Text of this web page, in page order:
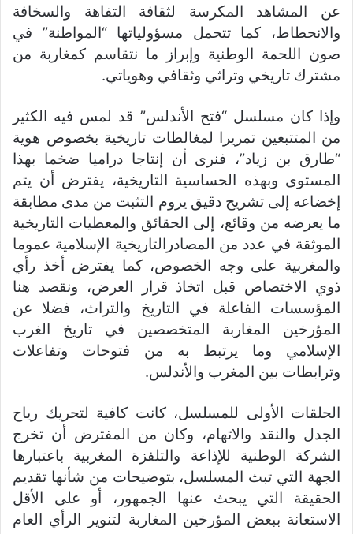
عن المشاهد المكرسة لثقافة التفاهة والسخافة
والانحطاط، كما تتحمل مسؤولياتها “المواطنة” في
صون اللحمة الوطنية وإبراز ما نتقاسم كمغاربة من
مشترك تاريخي وتراثي وثقافي وهوياتي.
وإذا كان مسلسل “فتح الأندلس” قد لمس فيه الكثير
من المتتبعين تمريرا لمغالطات تاريخية بخصوص هوية
“طارق بن زياد”، فنرى أن إنتاجا دراميا ضخما بهذا
المستوى وبهذه الحساسية التاريخية، يفترض أن يتم
إخضاعه إلى تشريح دقيق يروم التثبت من مدى مطابقة
ما يعرضه من وقائع، إلى الحقائق والمعطيات التاريخية
الموثقة في عدد من المصادرالتاريخية الإسلامية عموما
والمغربية على وجه الخصوص، كما يفترض أخذ رأي
ذوي الاختصاص قبل اتخاذ قرار العرض، ونقصد هنا
المؤسسات الفاعلة في التاريخ والتراث، فضلا عن
المؤرخين المغاربة المتخصصين في تاريخ الغرب
الإسلامي وما يرتبط به من فتوحات وتفاعلات
وترابطات بين المغرب والأندلس.
الحلقات الأولى للمسلسل، كانت كافية لتحريك رياح
الجدل والنقد والاتهام، وكان من المفترض أن تخرج
الشركة الوطنية للإذاعة والتلفزة المغربية باعتبارها
الجهة التي تبث المسلسل، بتوضيحات من شأنها تقديم
الحقيقة التي يبحث عنها الجمهور، أو على الأقل
الاستعانة ببعض المؤرخين المغاربة لتنوير الرأي العام